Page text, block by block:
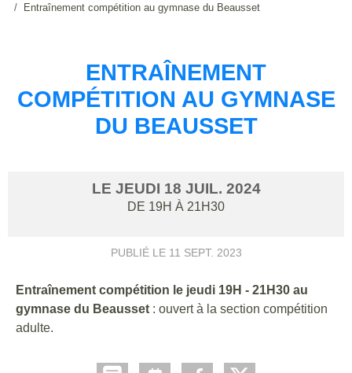
Entraînement compétition au gymnase du Beausset
ENTRAÎNEMENT
COMPÉTITION AU GYMNASE
DU BEAUSSET
LE JEUDI 18 JUIL. 2024
DE 19H À 21H30
PUBLIÉ LE 11 SEPT. 2023
Entraînement compétition le jeudi 19H - 21H30 au
gymnase du Beausset : ouvert à la section compétition
adulte.